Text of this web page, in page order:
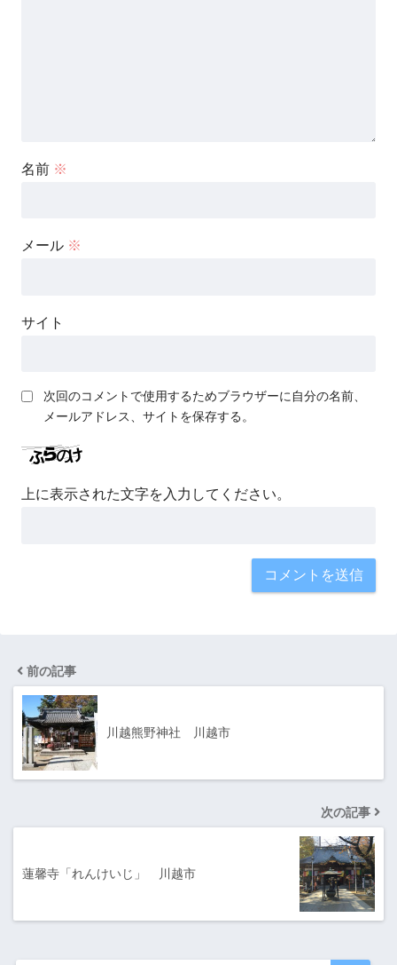
名前 ※
メール ※
サイト
次回のコメントで使用するためブラウザーに自分の名前、
メールアドレス、サイトを保存する。
上に表示された文字を入力してください。
前の記事
川越熊野神社 川越市
次の記事
蓮馨寺「れんけいじ」 川越市